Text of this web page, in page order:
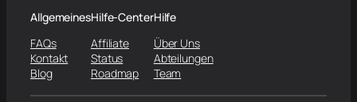
Allgemeines
FAQs
Kontakt
Blog
Hilfe-Center
Affiliate
Status
Roadmap
Hilfe
Über Uns
Abteilungen
Team